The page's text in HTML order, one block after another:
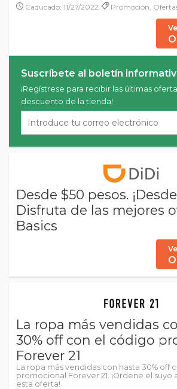
Caducado: 11/27/2022
Promoción,
Suscríbete al boletín
¡Regístrese para recibir las últimas
descuento de la tienda!
Desde $50 pesos.
Disfruta de las mejores
Basics
La ropa más vendidas
30% off con el código
Forever 21
La ropa más vendidas con hasta 30% off
promocional Forever 21. ¡Ordene el suyo
esta oferta!